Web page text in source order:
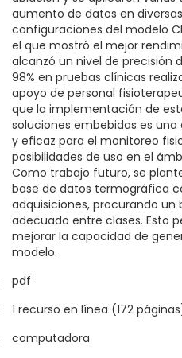
aumento de datos en diversas
configuraciones del modelo
el que mostró el mejor
alcanzó un nivel de precisión
98% en pruebas clínicas
apoyo de personal
que la implementación de
soluciones embebidas es una
y eficaz para el monitoreo
posibilidades de uso en el
Como trabajo futuro, se
base de datos termográfica
adquisiciones, procurando un
adecuado entre clases. Esto
mejorar la capacidad de
modelo.
pdf
1 recurso en línea (172
computadora